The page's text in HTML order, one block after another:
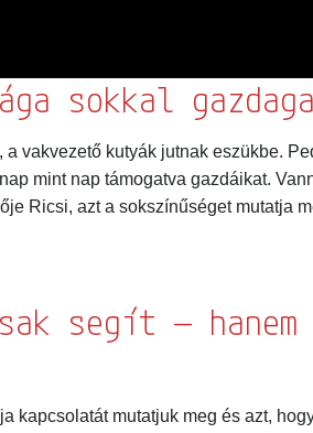
sokkal
vakvezető kutyák jutnak eszükbe.
mint nap támogatva gazdáikat.
Ricsi, azt a sokszínűséget mutatja
segít —
kapcsolatát mutatjuk meg és azt,
Támpont Egyesület kizárólag a
és tárolja. Kérjük jelöld be az
az emailek alján található,
kezeljük. Adatkezelési
Adatkezelési tájékoztató